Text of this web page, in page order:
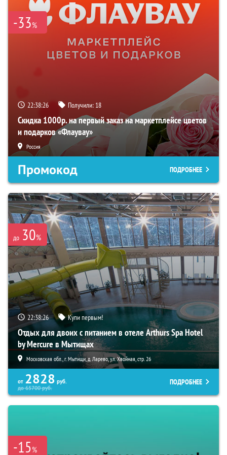
-33%
22:38:25 Получили: 18
Скидка 1000р. на первый заказ на маркетплейсе цветов
и подарков «Флаувау»
Россия
Промокод ПОДРОБНЕЕ
до 30%
22:38:25 Купи первым!
Отдых для двоих с питанием в отеле Arthurs Spa Hotel
by Mercure в Мытищах
Московская обл., г. Мытищи, д. Ларево, ул. Хвойная, стр. 26
от 2828 руб.
до65700руб.
ПОДРОБНЕЕ
-15%